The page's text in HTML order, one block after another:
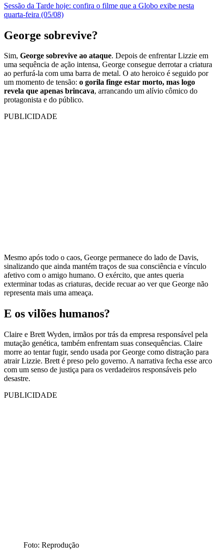
Sessão da Tarde hoje: confira o filme que a Globo exibe nesta
quarta-feira (05/08)
George sobrevive?
Sim, George sobrevive ao ataque. Depois de enfrentar Lizzie em
uma sequência de ação intensa, George consegue derrotar a criatura
ao perfurá-la com uma barra de metal. O ato heroico é seguido por
um momento de tensão: o gorila finge estar morto, mas logo
revela que apenas brincava, arrancando um alívio cômico do
protagonista e do público.
PUBLICIDADE
Mesmo após todo o caos, George permanece do lado de Davis,
sinalizando que ainda mantém traços de sua consciência e vínculo
afetivo com o amigo humano. O exército, que antes queria
exterminar todas as criaturas, decide recuar ao ver que George não
representa mais uma ameaça.
E os vilões humanos?
Claire e Brett Wyden, irmãos por trás da empresa responsável pela
mutação genética, também enfrentam suas consequências. Claire
morre ao tentar fugir, sendo usada por George como distração para
atrair Lizzie. Brett é preso pelo governo. A narrativa fecha esse arco
com um senso de justiça para os verdadeiros responsáveis pelo
desastre.
PUBLICIDADE
Foto: Reprodução